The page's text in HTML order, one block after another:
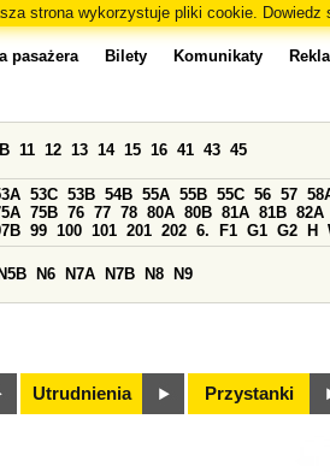
strona wykorzystuje pliki cookie. Dowiedz
pasażera Bilety Komunikaty
11 12 13 14 15 16 41 43 45
53C 53B 54B 55A 55B 55C 56 57
75B 76 77 78 80A 80B 81A 81B 82A
99 100 101 201 202 6. F1 G1 G2 H
N5B N6 N7A N7B N8 N9
Utrudnienia Przystanki